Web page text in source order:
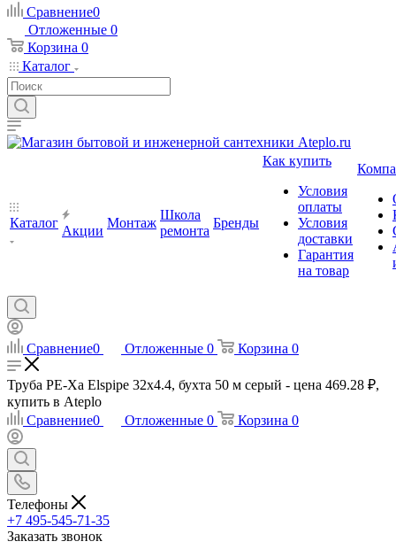
Сравнение0
Отложенные 0
Корзина 0
Каталог
Каталог
Акции
Монтаж
Школа
ремонта
Бренды
Как купить
Условия
оплаты
Условия
доставки
Гарантия
на товар
Сравнение0 Отложенные 0 Корзина 0
Труба PE-Xa Elspipe 32x4.4, бухта 50 м серый - цена 469.28 ₽,
купить в Ateplo
Сравнение0 Отложенные 0 Корзина 0
Телефоны
+7 495-545-71-35
Заказать звонок